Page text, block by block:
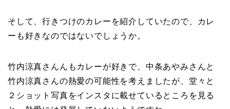
そして、行きつけのカレーを紹介していたので、カレ
ーも好きなのではないでしょうか。
竹内涼真さんんもカレーが好きで、中条あやみさんと
竹内涼真さんの熱愛の可能性を考えましたが、堂々と
２ショット写真をインスタに載せているところを見る